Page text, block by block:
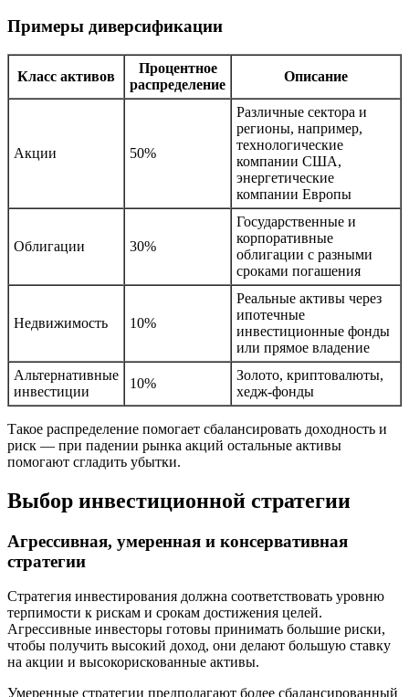
Примеры диверсификации
Класс активов
Процентное
распределение
Описание
Акции 50%
Различные сектора и
регионы, например,
технологические
компании США,
энергетические
компании Европы
Облигации 30%
Государственные и
корпоративные
облигации с разными
сроками погашения
Недвижимость 10%
Реальные активы через
ипотечные
инвестиционные фонды
или прямое владение
Альтернативные
инвестиции
10%
Золото, криптовалюты,
хедж-фонды
Такое распределение помогает сбалансировать доходность и
риск — при падении рынка акций остальные активы
помогают сгладить убытки.
Выбор инвестиционной стратегии
Агрессивная, умеренная и консервативная
стратегии
Стратегия инвестирования должна соответствовать уровню
терпимости к рискам и срокам достижения целей.
Агрессивные инвесторы готовы принимать большие риски,
чтобы получить высокий доход, они делают большую ставку
на акции и высокорискованные активы.
Умеренные стратегии предполагают более сбалансированный